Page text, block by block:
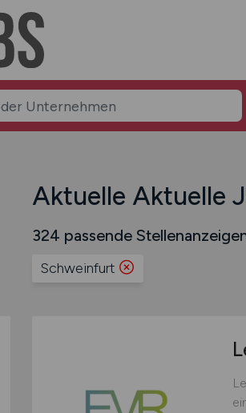
Aktuelle Aktuelle
324 passende
Schweinfurt